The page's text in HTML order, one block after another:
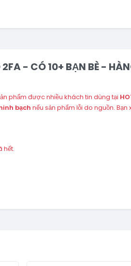
- CÓ 10+ BẠN BÈ -
sản phẩm được nhiều khách tin dùng tại
bạch nếu sản phẩm lỗi do nguồn.
hết.